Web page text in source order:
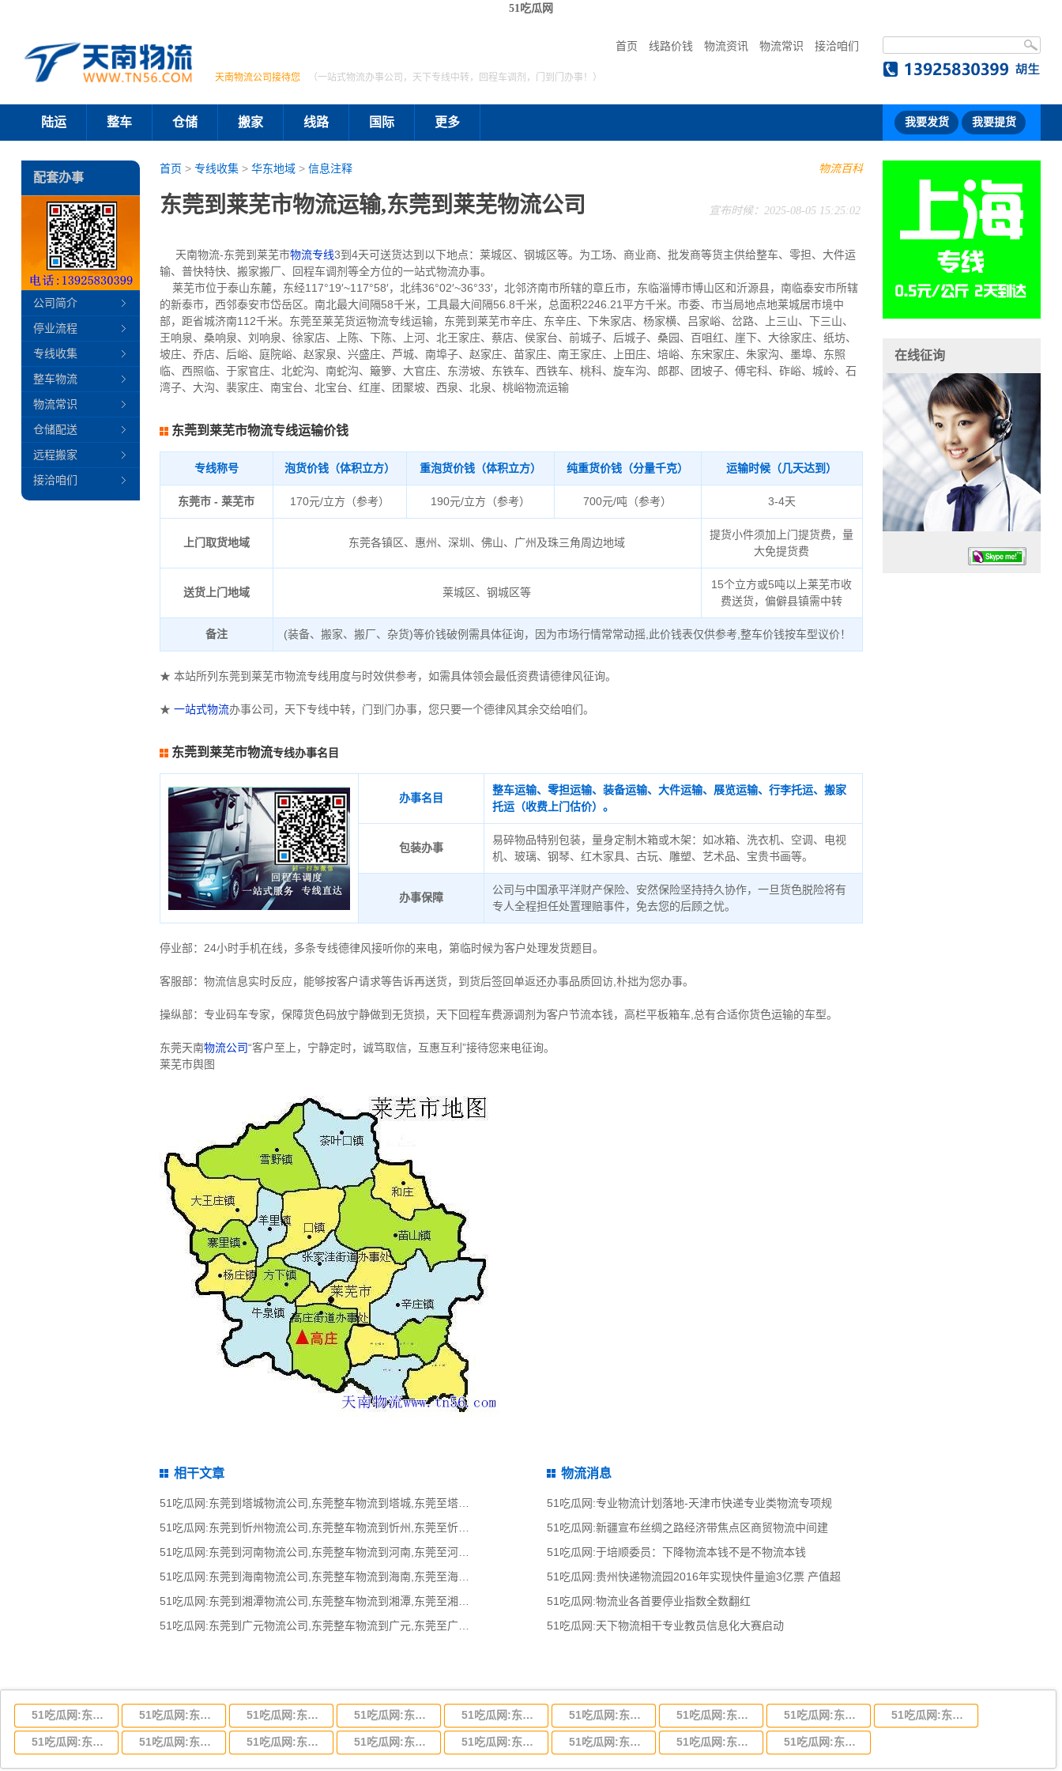
51吃瓜网
首页 线路价钱 物流资讯 物流常识 接洽咱们
天南物流公司接待您 （一站式物流办事公司，天下专线中转，回程车调剂，门到门办事！）
陆运 整车 仓储 搬家 线路 国际 更多 我要发货 我要提货
物流百科
首页 > 专线收集> 华东地域> 信息注释
东莞到莱芜市物流运输,东莞到莱芜物流公司 宣布时候：2025-08-05 15:25:02
天南物流-东莞到莱芜市物流专线3到4天可送货达到以下地点：莱城区、钢城区等。为工场、商业商、批发商等货主供给整车、零担、大件运
输、普快特快、搬家搬厂、回程车调剂等全方位的一站式物流办事。
莱芜市位于泰山东麓，东经117°19′~117°58′，北纬36°02′~36°33′，北邻济南市所辖的章丘市，东临淄博市博山区和沂源县，南临泰安市所辖
的新泰市，西邻泰安市岱岳区。南北最大间隔58千米，工具最大间隔56.8千米，总面积2246.21平方千米。市委、市当局地点地莱城居市境中
部，距省城济南112千米。东莞至莱芜货运物流专线运输，东莞到莱芜市辛庄、东辛庄、下朱家店、杨家横、吕家峪、岔路、上三山、下三山、
王响泉、桑响泉、刘响泉、徐家店、上陈、下陈、上河、北王家庄、蔡店、侯家台、前城子、后城子、桑园、百咀红、崖下、大徐家庄、纸坊、
坡庄、乔店、后峪、庭院峪、赵家泉、兴盛庄、芦城、南埠子、赵家庄、苗家庄、南王家庄、上田庄、培峪、东宋家庄、朱家沟、墨埠、东照
临、西照临、于家官庄、北蛇沟、南蛇沟、簸箩、大官庄、东涝坡、东铁车、西铁车、桃科、旋车沟、郎郡、团坡子、傅宅科、砟峪、城岭、石
湾子、大沟、裴家庄、南宝台、北宝台、红崖、团聚坡、西泉、北泉、桃峪物流运输
东莞到莱芜市物流专线运输价钱
专线称号 泡货价钱（体积立方） 重泡货价钱（体积立方） 纯重货价钱（分量千克） 运输时候（几天达到）
东莞市 - 莱芜市 170元/立方（参考） 190元/立方（参考） 700元/吨（参考） 3-4天
上门取货地域 东莞各镇区、惠州、深圳、佛山、广州及珠三角周边地域
提货小件须加上门提货费，量
大免提货费
送货上门地域 莱城区、钢城区等
15个立方或5吨以上莱芜市收
费送货，偏僻县镇需中转
备注 (装备、搬家、搬厂、杂货)等价钱破例需具体征询，因为市场行情常常动摇,此价钱表仅供参考,整车价钱按车型议价！
★ 本站所列东莞到莱芜市物流专线用度与时效供参考，如需具体领会最低资费请德律风征询。
★ 一站式物流办事公司，天下专线中转，门到门办事，您只要一个德律风其余交给咱们。
东莞到莱芜市物流专线办事名目
办事名目
整车运输、零担运输、装备运输、大件运输、展览运输、行李托运、搬家
托运（收费上门估价）。
包装办事
易碎物品特别包装，量身定制木箱或木架：如冰箱、洗衣机、空调、电视
机、玻璃、钢琴、红木家具、古玩、雕塑、艺术品、宝贵书画等。
办事保障
公司与中国承平洋财产保险、安然保险坚持持久协作，一旦货色脱险将有
专人全程担任处置理赔事件，免去您的后顾之忧。
停业部：24小时手机在线，多条专线德律风接听你的来电，第临时候为客户处理发货题目。
客服部：物流信息实时反应，能够按客户请求等告诉再送货，到货后签回单返还办事品质回访,朴拙为您办事。
操纵部：专业码车专家，保障货色码放宁静做到无货损，天下回程车费源调剂为客户节流本钱，高栏平板箱车,总有合适你货色运输的车型。
东莞天南物流公司“客户至上，宁静定时，诚笃取信，互惠互利”接待您来电征询。
莱芜市舆图
相干文章
51吃瓜网:东莞到塔城物流公司,东莞整车物流到塔城,东莞至塔城物流专线 - 天南
51吃瓜网:东莞到忻州物流公司,东莞整车物流到忻州,东莞至忻州物流专线 - 天南
51吃瓜网:东莞到河南物流公司,东莞整车物流到河南,东莞至河南物流专线 - 天南
51吃瓜网:东莞到海南物流公司,东莞整车物流到海南,东莞至海南物流专线 - 天南
51吃瓜网:东莞到广元物流公司,东莞整车物流到广元,东莞至广元物流专线 - 天南
物流消息
51吃瓜网:专业物流计划落地-天津市快递专业类物流专项规
51吃瓜网:新疆宣布丝绸之路经济带焦点区商贸物流中间建
51吃瓜网:于培顺委员：下降物流本钱不是不物流本钱
51吃瓜网:贵州快递物流园2016年实现快件量逾3亿票 产值超
51吃瓜网:物流业各首要停业指数全数翻红
51吃瓜网:天下物流相干专业教员信息化大赛启动
配套办事
公司简介
停业流程
专线收集
整车物流
物流常识
仓储配送
远程搬家
接洽咱们
在线征询
51吃瓜网:东莞到湖北省物流专线,东莞到湖北省物流公司 51吃瓜网:东莞到河南省物流专线,东莞到河南省物流公司 51吃瓜网:东莞到湖南省物流专线,东莞到湖南省物流公司 51吃瓜网:东莞到河北省物流专线,东莞到河北省物流公司 51吃瓜网:东莞到吉林省物流运输,东莞到吉林省物流公司 51吃瓜网:东莞到甘肃省物流运输,东莞到甘肃省物流公司 51吃瓜网:东莞到陕西省物流运输,东莞到陕西省物流公司 51吃瓜网:东莞到贵州省物流运输,东莞到贵州省物流公司 51吃瓜网:东莞到四川省物流专线,东莞到四川省物流公司
51吃瓜网:东莞到云南省物流运输,东莞到云南省物流公司 51吃瓜网:东莞到江西省物流专线,东莞到江西省物流公司 51吃瓜网:东莞到安徽省物流专线,东莞到安徽省物流公司 51吃瓜网:东莞到山东省物流专线,东莞到山东省物流公司 51吃瓜网:东莞到江苏物流专线运输,东莞到江苏省物流公司 51吃瓜网:东莞到浙江省物流运输,东莞到浙江省物流公司 51吃瓜网:东莞到福建省物流运输,东莞到福建省物流公司 51吃瓜网:东莞到广西物流专线,东莞到广西物流公司